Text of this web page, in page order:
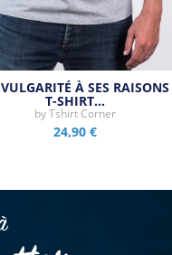
À SES RAISONS
T-SHIRT…
byTshirt Corner
24,90 €